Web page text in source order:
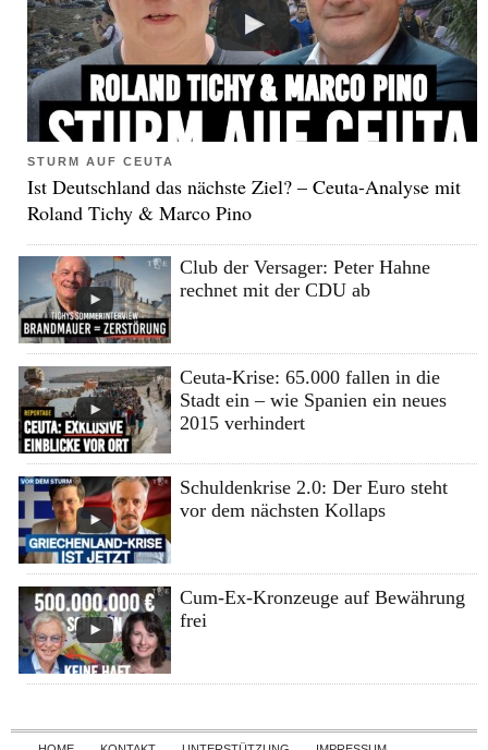
STURM AUF CEUTA
Ist Deutschland das nächste Ziel? – Ceuta-Analyse mit
Roland Tichy & Marco Pino
Club der Versager: Peter Hahne
rechnet mit der CDU ab
Ceuta-Krise: 65.000 fallen in die
Stadt ein – wie Spanien ein neues
2015 verhindert
Schuldenkrise 2.0: Der Euro steht
vor dem nächsten Kollaps
Cum-Ex-Kronzeuge auf Bewährung
frei
Skip to content